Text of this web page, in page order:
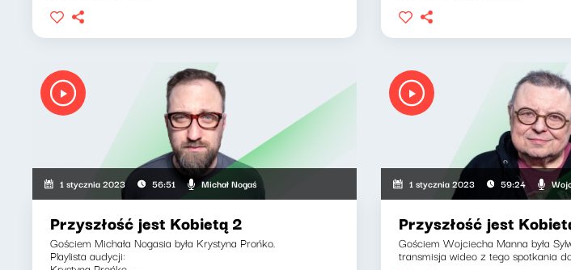
1 stycznia 2023 56:51 Michał Nogaś
Przyszłość jest Kobietą 2
Gościem Michała Nogasia była Krystyna Prońko.
Playlista audycji:
1 stycznia 2023 59:24
Przyszłość jest
Gościem Wojciecha Manna była
transmisja wideo z tego spotkania